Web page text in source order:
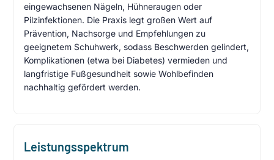
eingewachsenen Nägeln, Hühneraugen oder
Pilzinfektionen. Die Praxis legt großen Wert auf
Prävention, Nachsorge und Empfehlungen zu
geeignetem Schuhwerk, sodass Beschwerden gelindert,
Komplikationen (etwa bei Diabetes) vermieden und
langfristige Fußgesundheit sowie Wohlbefinden
nachhaltig gefördert werden.
Leistungsspektrum